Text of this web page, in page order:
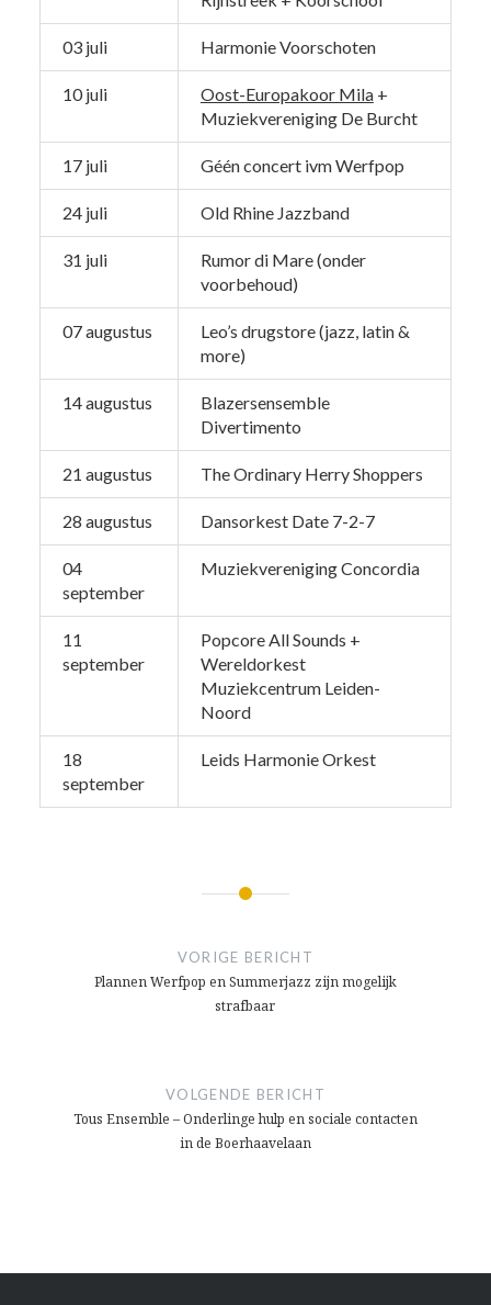
03 juli Harmonie Voorschoten
10 juli Oost-Europakoor Mila+
Muziekvereniging De Burcht
17 juli Géén concert ivm Werfpop
24 juli Old Rhine Jazzband
31 juli
Rumor di Mare (onder
voorbehoud)
07 augustus
Leo’s drugstore (jazz, latin &
more)
14 augustus
Blazersensemble
Divertimento
21 augustus The Ordinary Herry Shoppers
28 augustus Dansorkest Date 7-2-7
04
september
Muziekvereniging Concordia
11
september
Popcore All Sounds +
Wereldorkest
Muziekcentrum Leiden-
Noord
18
september
Leids Harmonie Orkest
VORIGE BERICHT
Plannen Werfpop en Summerjazz zijn mogelijk
strafbaar
VOLGENDE BERICHT
Tous Ensemble – Onderlinge hulp en sociale contacten
in de Boerhaavelaan